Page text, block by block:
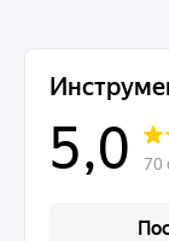
Популярные